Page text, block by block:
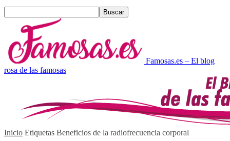
Famosas.es – El blog
rosa de las famosas
Inicio Etiquetas Beneficios de la radiofrecuencia corporal